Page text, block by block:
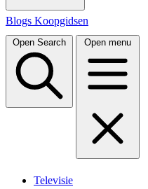
Blogs Koopgidsen
Open Search Open menu
Televisie